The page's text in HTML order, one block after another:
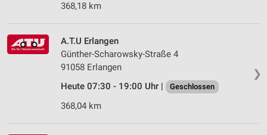
368,18 km
❯
A.T.U Erlangen
Günther-Scharowsky-Straße 4
91058 Erlangen
Heute 07:30 - 19:00 Uhr |
Geschlossen
368,04 km